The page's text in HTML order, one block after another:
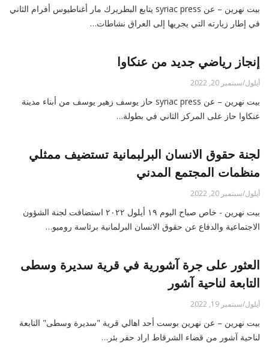
بيت نهرين – عن syriac press يتابع البطريرك مار أغناطيوس أفرام الثاني
في إطار زيارته التي يجريها إلى العراق نشاطات…
إنجاز رياضي جديد من عنكاوا
أيلول/سبتمبر 20, 2022
بيت نهرين – عن syriac press حاز يوسف زهير يوسف من أبناء مدينة
عنكاوا حاز على المركز الثاني في بطولة…
لجنة حقوق الانسان البرلبمانية تستضيف ممثلي
منظمات المجتمع المدني
أيلول/سبتمبر 20, 2022
بيت نهرين - خاص صباح اليوم ١٩ أيلول ٢٠٢٢ استضافت لجنة الشؤون
الاجتماعية والدفاع عن حقوق الانسان البرلمانية برئاسة روميو…
العثور على جرة آشورية في قرية سديرة وسطى
التابعة لناحية آشور
أيلول/سبتمبر 19, 2022
بيت نهرين – عن نهرين بوست أحد اهالي قرية "سديرة وسطى" التابعة
لناحية آشور من قضاء الشرقاط اراد حفر بئر…